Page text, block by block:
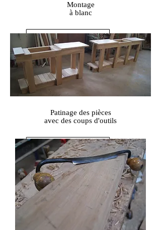
Montage
à blanc
Patinage des pièces
avec des coups d'outils